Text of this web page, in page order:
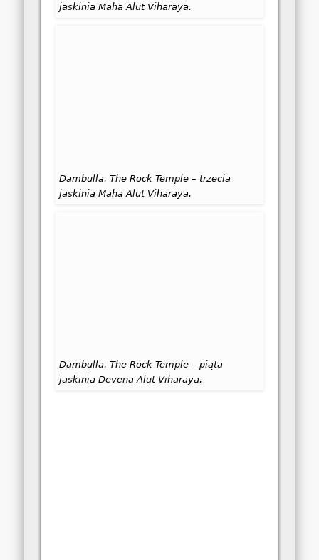
jaskinia Maha Alut Viharaya.
Dambulla. The Rock Temple – trzecia
jaskinia Maha Alut Viharaya.
Dambulla. The Rock Temple – piąta
jaskinia Devena Alut Viharaya.